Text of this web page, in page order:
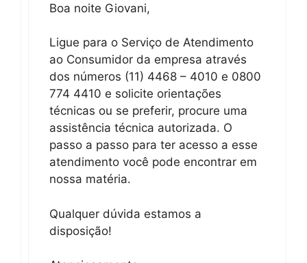
Boa noite Giovani,
Ligue para o Serviço de Atendimento
ao Consumidor da empresa através
dos números (11) 4468 – 4010 e 0800
774 4410 e solicite orientações
técnicas ou se preferir, procure uma
assistência técnica autorizada. O
passo a passo para ter acesso a esse
atendimento você pode encontrar em
nossa matéria.
Qualquer dúvida estamos a
disposição!